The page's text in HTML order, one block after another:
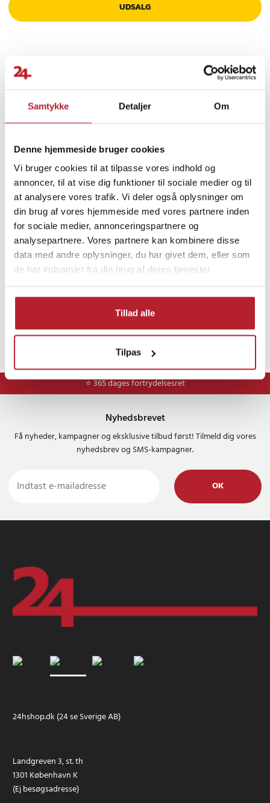
Samtykke Detaljer Om
Denne hjemmeside bruger cookies
Vi bruger cookies til at tilpasse vores indhold og
annoncer, til at vise dig funktioner til sociale medier og til
at analysere vores trafik. Vi deler også oplysninger om
din brug af vores hjemmeside med vores partnere inden
for sociale medier, annonceringspartnere og
analysepartnere. Vores partnere kan kombinere disse
data med andre oplysninger, du har givet dem, eller som
de har indsamlet fra din brug af deres tjenester.
Tillad alle
Tilpas
det er den rigtige model.
- Antal knapper: 2
- Kompatibilitet: Mitsubishi Colt, Mitsubishi Carisma og Mitsubishi
- Nøgletype: Lige klinge med afrundet hoved og højre slids
- Materiale: Plastik og kobber
- Vægt: 24 g
- Bemærk: Kun skal medfølger, uden printkort, batteri og chip
Article number: 130977
UDSALG
Biltilbehør Bilindretning & tilbehør
Godt at have i bilen Låse & bilalarmer
Øvrig bilindretning Køretøjer
Reservedele til biler
⭐ 365 dages fortrydelsesret
Nyhedsbrevet
Få nyheder, kampagner og eksklusive tilbud først! Tilmeld dig vores
nyhedsbrev og SMS-kampagner.
OK
24hshop.dk (24 se Sverige AB)
Landgreven 3, st. th
1301 København K
(Ej besøgsadresse)